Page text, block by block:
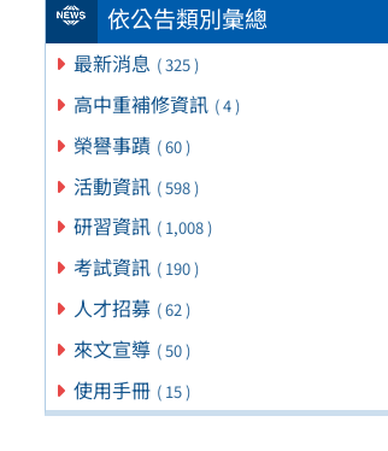
依公告類別彙總
最新消息 ( 325 )
高中重補修資訊 ( 4 )
榮譽事蹟 ( 60 )
活動資訊 ( 598 )
研習資訊 ( 1,008 )
考試資訊 ( 190 )
人才招募 ( 62 )
來文宣導 ( 50 )
使用手冊 ( 15 )